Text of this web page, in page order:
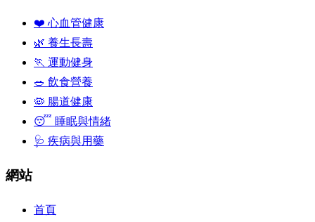
❤️ 心血管健康
🌿 養生長壽
🏃 運動健身
🥗 飲食營養
🦠 腸道健康
😴 睡眠與情緒
🩺 疾病與用藥
網站
首頁